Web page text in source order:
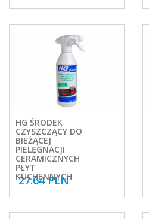
HG ŚRODEK
CZYSZCZĄCY DO
BIEŻĄCEJ
PIELĘGNACJI
CERAMICZNYCH
PŁYT
KUCHENNYCH
27.64 PLN